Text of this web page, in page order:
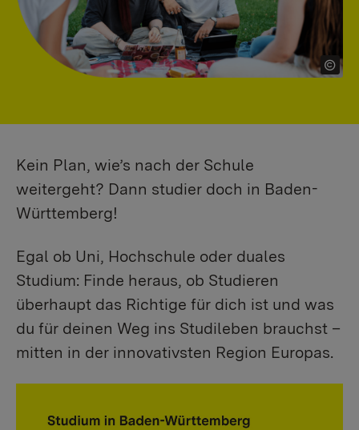
Kein Plan, wie’s nach der Schule
weitergeht? Dann studier doch in Baden-
Württemberg!
Egal ob Uni, Hochschule oder duales
Studium: Finde heraus, ob Studieren
überhaupt das Richtige für dich ist und was
du für deinen Weg ins Studileben brauchst –
mitten in der innovativsten Region Europas.